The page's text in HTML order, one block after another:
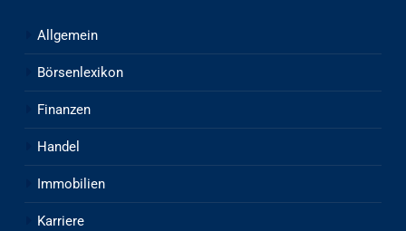
Allgemein
Börsenlexikon
Finanzen
Handel
Immobilien
Karriere